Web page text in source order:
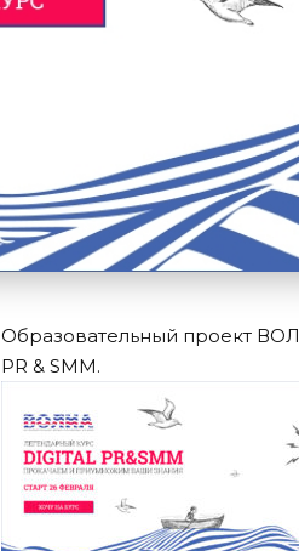
Образовательный проект
PR & SMM.